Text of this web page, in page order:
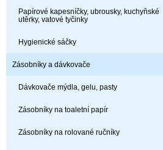
Papírové kapesníčky, ubrousky, kuchyňské
utěrky, vatové tyčinky
Hygienické sáčky
Zásobníky a dávkovače
Dávkovače mýdla, gelu, pasty
Zásobníky na toaletní papír
Zásobníky na rolované ručníky